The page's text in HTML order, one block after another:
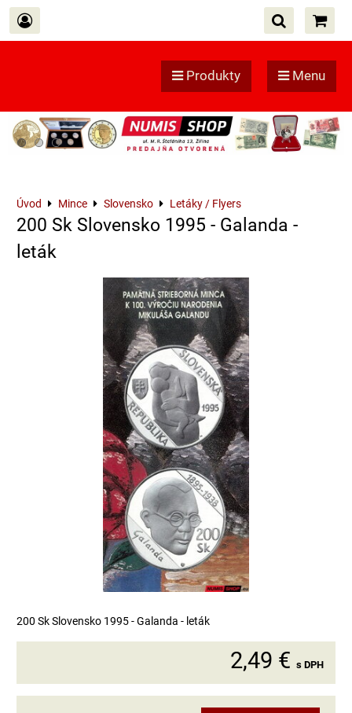
Produkty Menu
Úvod Mince Slovensko Letáky / Flyers
200 Sk Slovensko 1995 - Galanda -
leták
200 Sk Slovensko 1995 - Galanda - leták
2,49 € s DPH